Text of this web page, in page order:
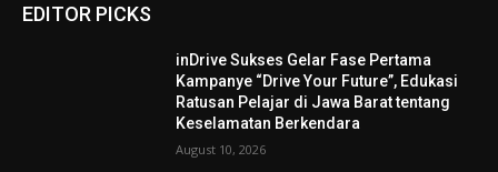
EDITOR PICKS
inDrive Sukses Gelar Fase Pertama
Kampanye “Drive Your Future”, Edukasi
Ratusan Pelajar di Jawa Barat tentang
Keselamatan Berkendara
August 10, 2026